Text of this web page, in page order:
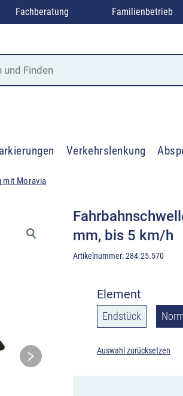
Fachberatung Familienbetrieb
Verkehrslenkung
mit Moravia
mm, bis 5 km/h
Artikelnummer:284.25.570
Element
Endstück
Auswahl zurücksetzen